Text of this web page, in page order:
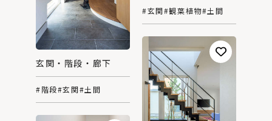
#玄関#観葉植物#土間
玄関・階段・廊下
#階段#玄関#土間